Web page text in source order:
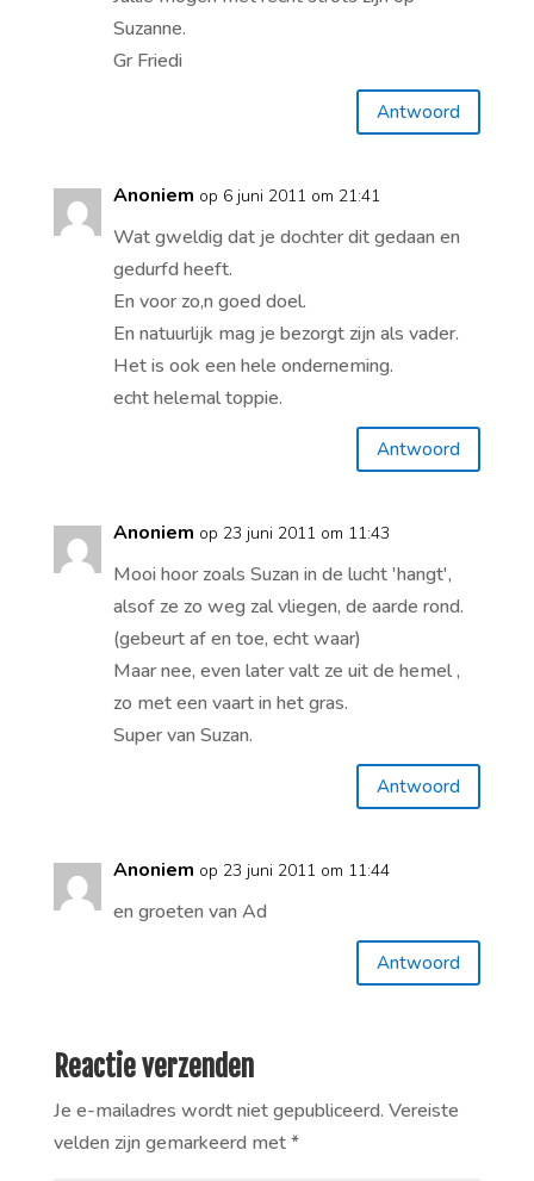
Suzanne.
Gr Friedi
Antwoord
Anoniem op 6 juni 2011 om 21:41
Wat gweldig dat je dochter dit gedaan en
gedurfd heeft.
En voor zo,n goed doel.
En natuurlijk mag je bezorgt zijn als vader.
Het is ook een hele onderneming.
echt helemal toppie.
Antwoord
Anoniem op 23 juni 2011 om 11:43
Mooi hoor zoals Suzan in de lucht 'hangt',
alsof ze zo weg zal vliegen, de aarde rond.
(gebeurt af en toe, echt waar)
Maar nee, even later valt ze uit de hemel ,
zo met een vaart in het gras.
Super van Suzan.
Antwoord
Anoniem op 23 juni 2011 om 11:44
en groeten van Ad
Antwoord
Reactie verzenden
Je e-mailadres wordt niet gepubliceerd. Vereiste
velden zijn gemarkeerd met*